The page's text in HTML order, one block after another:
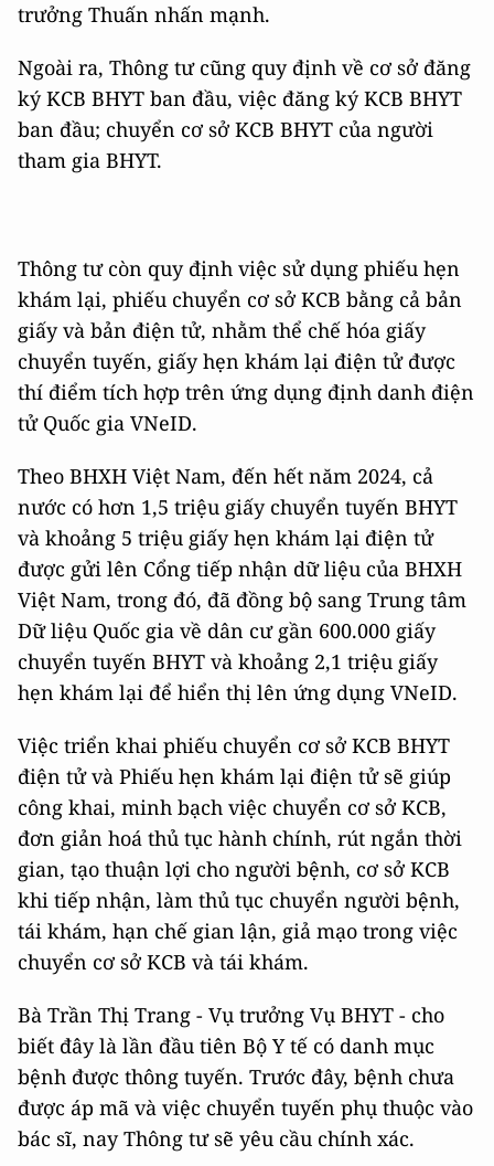
trưởng Thuấn nhấn mạnh.
Ngoài ra, Thông tư cũng quy định về cơ sở đăng
ký KCB BHYT ban đầu, việc đăng ký KCB BHYT
ban đầu; chuyển cơ sở KCB BHYT của người
tham gia BHYT.
Thông tư còn quy định việc sử dụng phiếu hẹn
khám lại, phiếu chuyển cơ sở KCB bằng cả bản
giấy và bản điện tử, nhằm thể chế hóa giấy
chuyển tuyến, giấy hẹn khám lại điện tử được
thí điểm tích hợp trên ứng dụng định danh điện
tử Quốc gia VNeID.
Theo BHXH Việt Nam, đến hết năm 2024, cả
nước có hơn 1,5 triệu giấy chuyển tuyến BHYT
và khoảng 5 triệu giấy hẹn khám lại điện tử
được gửi lên Cổng tiếp nhận dữ liệu của BHXH
Việt Nam, trong đó, đã đồng bộ sang Trung tâm
Dữ liệu Quốc gia về dân cư gần 600.000 giấy
chuyển tuyến BHYT và khoảng 2,1 triệu giấy
hẹn khám lại để hiển thị lên ứng dụng VNeID.
Việc triển khai phiếu chuyển cơ sở KCB BHYT
điện tử và Phiếu hẹn khám lại điện tử sẽ giúp
công khai, minh bạch việc chuyển cơ sở KCB,
đơn giản hoá thủ tục hành chính, rút ngắn thời
gian, tạo thuận lợi cho người bệnh, cơ sở KCB
khi tiếp nhận, làm thủ tục chuyển người bệnh,
tái khám, hạn chế gian lận, giả mạo trong việc
chuyển cơ sở KCB và tái khám.
Bà Trần Thị Trang - Vụ trưởng Vụ BHYT - cho
biết đây là lần đầu tiên Bộ Y tế có danh mục
bệnh được thông tuyến. Trước đây, bệnh chưa
được áp mã và việc chuyển tuyến phụ thuộc vào
bác sĩ, nay Thông tư sẽ yêu cầu chính xác.